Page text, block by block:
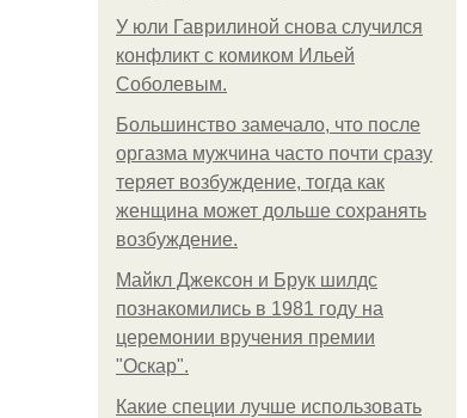
У юли Гаврилиной снова случился
конфликт с комиком Ильей
Соболевым.
Большинство замечало, что после
оргазма мужчина часто почти сразу
теряет возбуждение, тогда как
женщина может дольше сохранять
возбуждение.
Майкл Джексон и Брук шилдс
познакомились в 1981 году на
церемонии вручения премии
"Оскар".
Какие специи лучше использовать